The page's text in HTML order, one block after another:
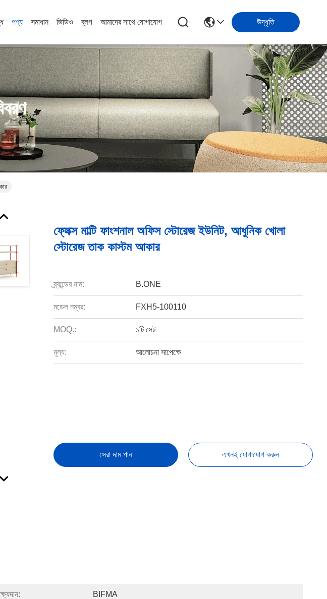
পণ্য সমাধান ভিডিও ব্লগ আমাদের সাথে যোগাযোগ উদ্ধৃতি
ফ্লেক্স মাল্টি ফাংশনাল অফিস স্টোরেজ ইউনিট, আধুনিক খোলা
স্টোরেজ তাক কাস্টম আকার
ব্র্যান্ডের নাম: B.ONE
মডেল নম্বর: FXH5-100110
MOQ.: ১টি সেট
মূল্য: আলোচনা সাপেক্ষে
সেরা দাম পান এখনই যোগাযোগ করুন
BIFMA